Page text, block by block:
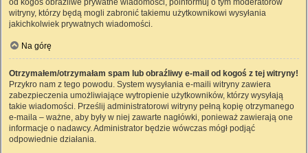
od kogoś obraźliwe prywatne wiadomości, poinformuj o tym moderatorów
witryny, którzy będą mogli zabronić takiemu użytkownikowi wysyłania
jakichkolwiek prywatnych wiadomości.
Na górę
Otrzymałem/otrzymałam spam lub obraźliwy e-mail od kogoś z tej witryny!
Przykro nam z tego powodu. System wysyłania e-maili witryny zawiera
zabezpieczenia umożliwiające wytropienie użytkowników, którzy wysyłają
takie wiadomości. Prześlij administratorowi witryny pełną kopię otrzymanego
e-maila – ważne, aby były w niej zawarte nagłówki, ponieważ zawierają one
informacje o nadawcy. Administrator będzie wówczas mógł podjąć
odpowiednie działania.